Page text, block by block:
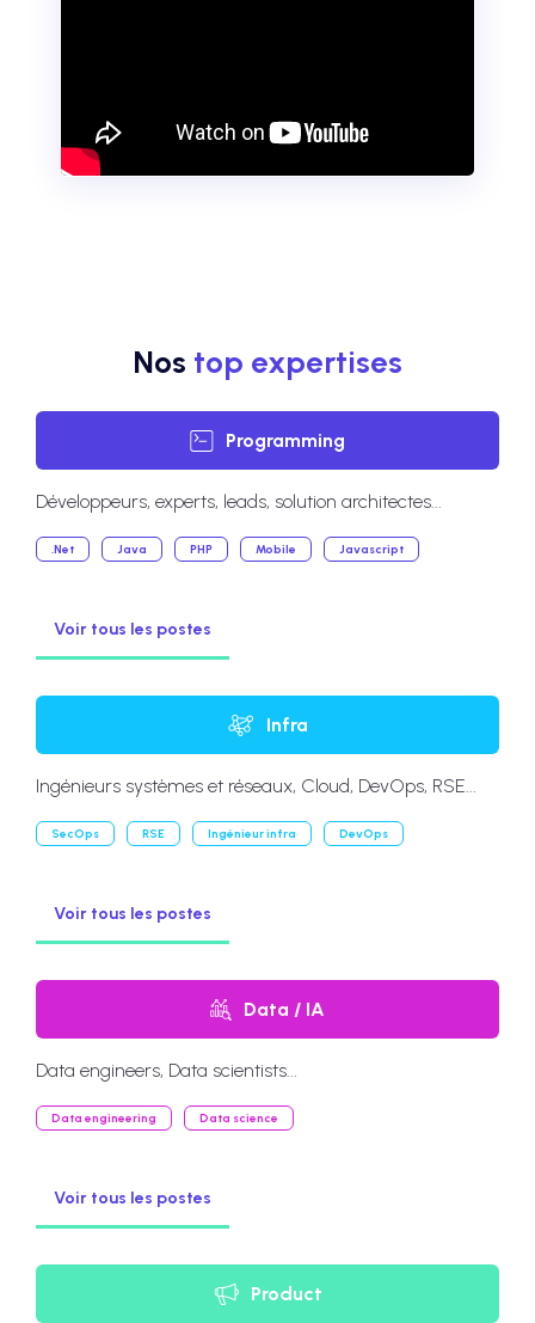
Nos top expertises
Programming
Développeurs, experts, leads, solution architectes...
.Net Java PHP Mobile Javascript
Voir tous les postes
Infra
Ingénieurs systèmes et réseaux, Cloud, DevOps, RSE...
SecOps RSE Ingénieur infra DevOps
Voir tous les postes
Data / IA
Data engineers, Data scientists...
Data engineering Data science
Voir tous les postes
Product